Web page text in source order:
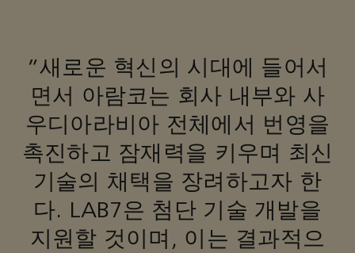
“새로운 혁신의 시대에 들어서
면서 아람코는 회사 내부와 사
우디아라비아 전체에서 번영을
촉진하고 잠재력을 키우며 최신
기술의 채택을 장려하고자 한
다. LAB7은 첨단 기술 개발을
지원할 것이며, 이는 결과적으